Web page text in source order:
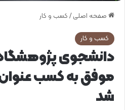
صفحه اصلی / کسب و کار
کسب و کار
دانشجوی پژوهشگاه
موفق به کسب عنوان
شد